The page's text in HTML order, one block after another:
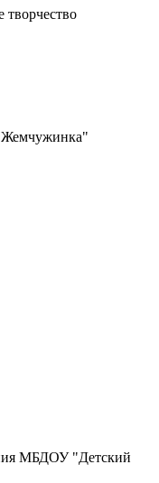
творчество
МБДОУ "Детский